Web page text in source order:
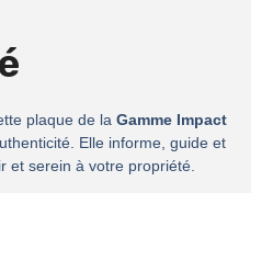
plaque de la Gamme Impact
Elle informe, guide et
et serein à votre propriété.